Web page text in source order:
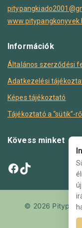
Információk
Általános szerződési
Adatkezelési
Képes tájékoztató
Tájékoztató a “sütik”-ről
Kövess minket
© 2026